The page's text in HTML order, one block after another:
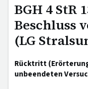
BGH 4 StR
Beschluss
(LG
Rücktritt
unbeendeten